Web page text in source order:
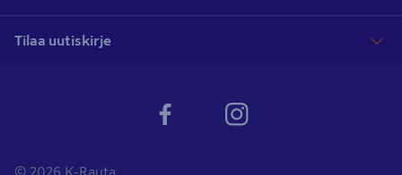
Tilaa uutiskirje
© 2026 K-Rauta